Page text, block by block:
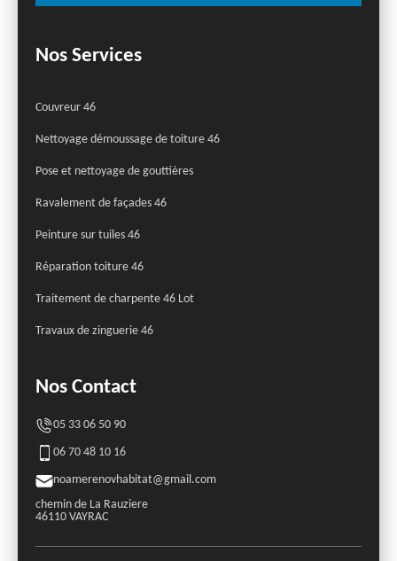
Nos Services
Couvreur 46
Nettoyage démoussage de toiture 46
Pose et nettoyage de gouttières
Ravalement de façades 46
Peinture sur tuiles 46
Réparation toiture 46
Traitement de charpente 46 Lot
Travaux de zinguerie 46
Nos Contact
05 33 06 50 90
06 70 48 10 16
noamerenovhabitat@gmail.com
chemin de La Rauziere
46110 VAYRAC